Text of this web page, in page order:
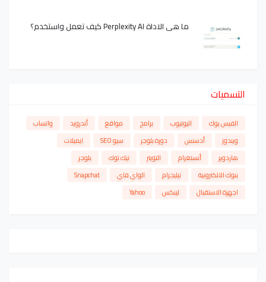
ما هي الاداة Perplexity AI كيف تعمل واستخدم؟
التسميات
الفيس بوك اليوتيوب برامج مواقع أندرويد
واتساب
ويندوز
أدسنس دورة بلوجر سيو SEO
ايميلات
هاردوير
أنستغرام التويتر تيك توك
بلوجر
بنوك الالكترونية
تيليجرام الواي فاي
Snapchat
اجهزة الاستقبال
لينكس Yahoo